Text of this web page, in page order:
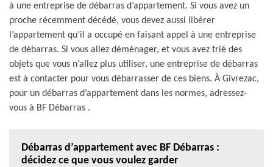
à une entreprise de débarras d’appartement. Si vous avez un
proche récemment décédé, vous devez aussi libérer
l’appartement qu’il a occupé en faisant appel à une entreprise
de débarras. Si vous allez déménager, et vous avez trié des
objets que vous n’allez plus utiliser, une entreprise de débarras
est à contacter pour vous débarrasser de ces biens. À Givrezac,
pour un débarras d’appartement dans les normes, adressez-
vous à BF Débarras .
Débarras d’appartement avec BF Débarras :
décidez ce que vous voulez garder